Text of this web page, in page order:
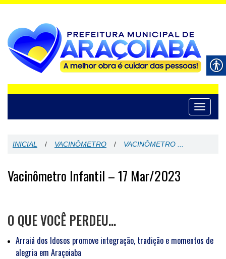
Toggle
INICIAL / VACINÔMETRO / VACINÔMETRO ...
Vacinômetro Infantil – 17 Mar/2023
O QUE VOCÊ PERDEU…
Arraiá dos Idosos promove integração, tradição e momentos de
alegria em Araçoiaba